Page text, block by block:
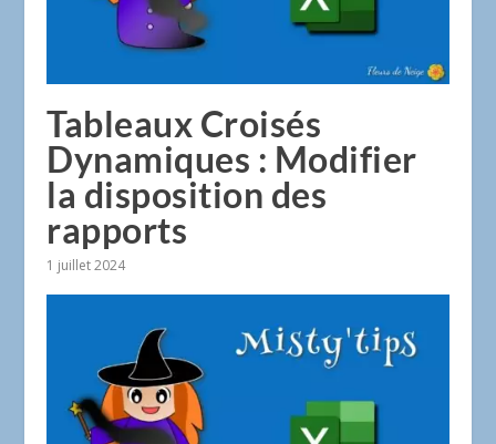
Tableaux Croisés
Dynamiques : Modifier
la disposition des
rapports
1 juillet 2024